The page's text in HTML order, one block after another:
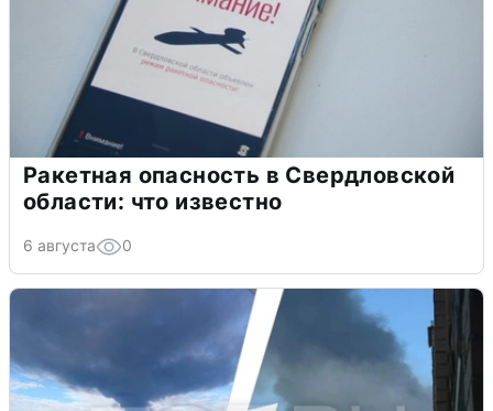
Ракетная опасность в Свердловской
области: что известно
6 августа 0